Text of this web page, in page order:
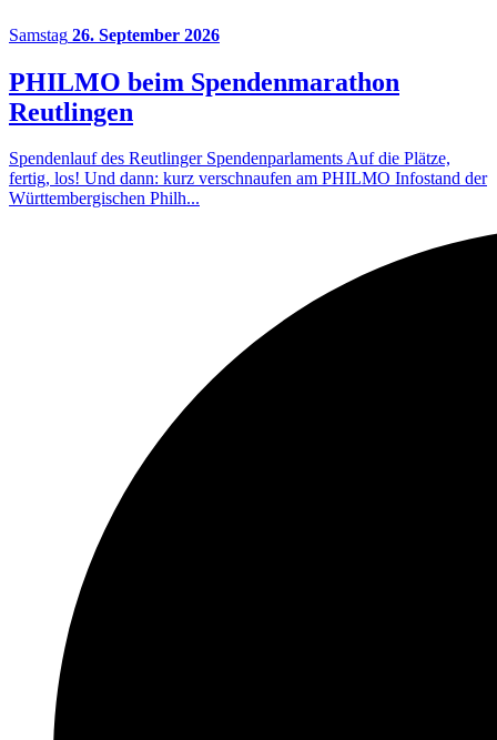
Samstag 26. September 2026
PHILMO beim Spendenmarathon
Reutlingen
Spendenlauf des Reutlinger Spendenparlaments Auf die Plätze,
fertig, los! Und dann: kurz verschnaufen am PHILMO Infostand der
Württembergischen Philh...